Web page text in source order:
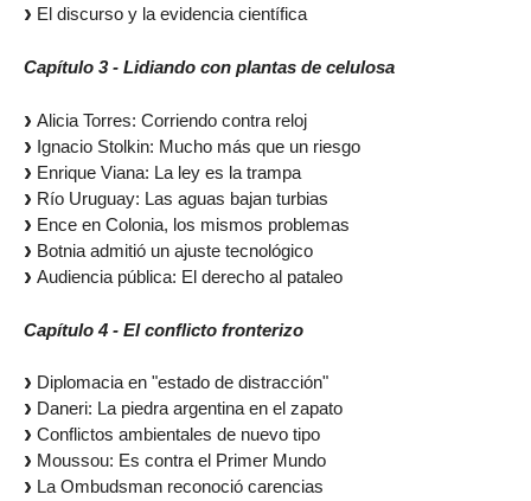
El discurso y la evidencia científica
Capítulo 3 - Lidiando con plantas de celulosa
Alicia Torres: Corriendo contra reloj
Ignacio Stolkin: Mucho más que un riesgo
Enrique Viana: La ley es la trampa
Río Uruguay: Las aguas bajan turbias
Ence en Colonia, los mismos problemas
Botnia admitió un ajuste tecnológico
Audiencia pública: El derecho al pataleo
Capítulo 4 - El conflicto fronterizo
Diplomacia en "estado de distracción"
Daneri: La piedra argentina en el zapato
Conflictos ambientales de nuevo tipo
Moussou: Es contra el Primer Mundo
La Ombudsman reconoció carencias